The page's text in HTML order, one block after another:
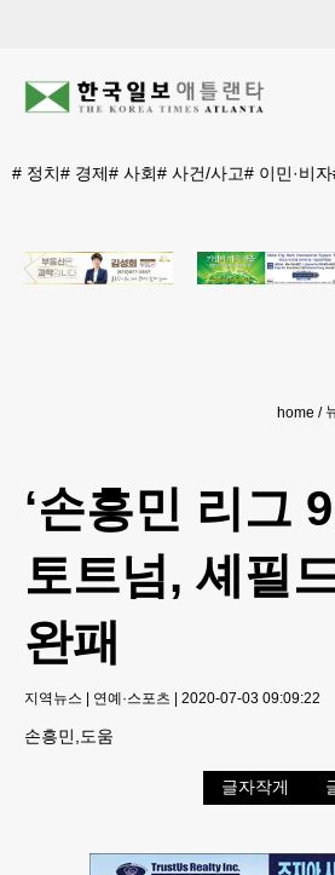
# 정치# 경제# 사회# 사건/사고# 이민·비자
home
‘손흥민 리그
토트넘, 셰필
완패
지역뉴스 | 연예·스포츠 | 2020-07-03 09:09:22
손흥민,도움
글자작게